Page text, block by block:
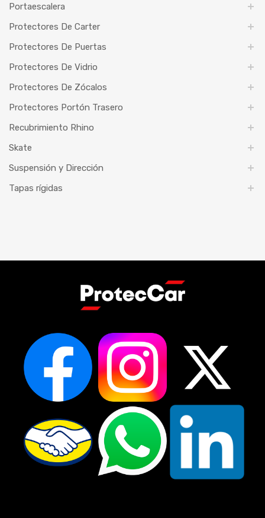
Portaescalera
Protectores De Carter
Protectores De Puertas
Protectores De Vidrio
Protectores De Zócalos
Protectores Portón Trasero
Recubrimiento Rhino
Skate
Suspensión y Dirección
Tapas rígidas